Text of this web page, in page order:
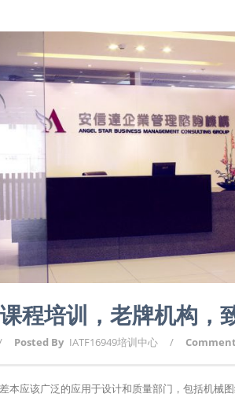
程培训，老牌机构，
Posted By IATF16949培训中心 /
本应该广泛的应用于设计和质量部门，包括机械